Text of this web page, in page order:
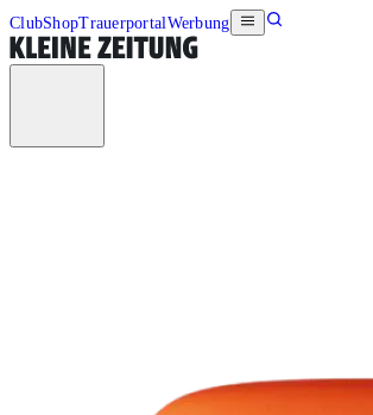
ClubShopTrauerportalWerbung